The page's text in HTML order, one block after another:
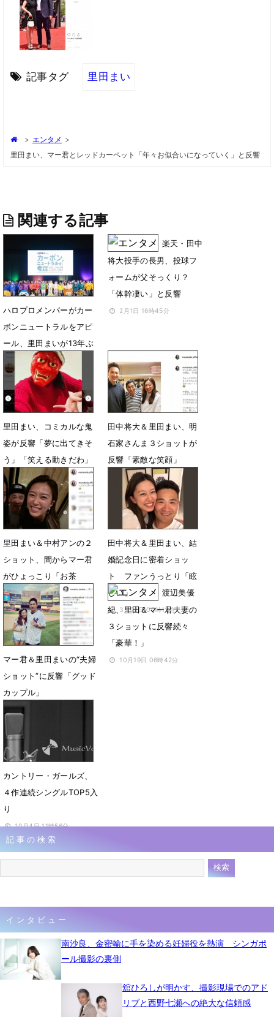
記事タグ 里田まい
> エンタメ >
里田まい、マー君とレッドカーペット「年々お似合いになっていく」と反響
関連する記事
ハロプロメンバーがカー
ボンニュートラルをアピ
ール、里田まいが13年ぶ
りに登場
3月21日 15時45分
楽天・田中
将大投手の長男、投球フ
ォームが父そっくり？
「体幹凄い」と反響
2月1日 16時45分
里田まい、コミカルな鬼
姿が反響「夢に出てきそ
う」「笑える動きだわ」
2月4日 12時27分
田中将大＆里田まい、明
石家さんま３ショットが
反響「素敵な笑顔」
1月31日 07時39分
里田まい＆中村アンの２
ショット、間からマー君
がひょっこり「お茶
目！」
12月22日 18時24分
田中将大＆里田まい、結
婚記念日に密着ショッ
ト ファンうっとり「眩
しい」
3月22日 00時12分
マー君＆里田まいの“夫婦
ショット”に反響「グッド
カップル」
8月18日 07時00分
渡辺美優
紀、里田＆マー君夫妻の
３ショットに反響続々
「豪華！」
10月19日 06時42分
カントリー・ガールズ、
４作連続シングルTOP5入
り
10月4日 11時56分
記事の検索
インタビュー
南沙良、金密輸に手を染める妊婦役を熱演 シンガポ
ール撮影の裏側
舘ひろしが明かす、撮影現場でのアド
リブと西野七瀬への絶大な信頼感